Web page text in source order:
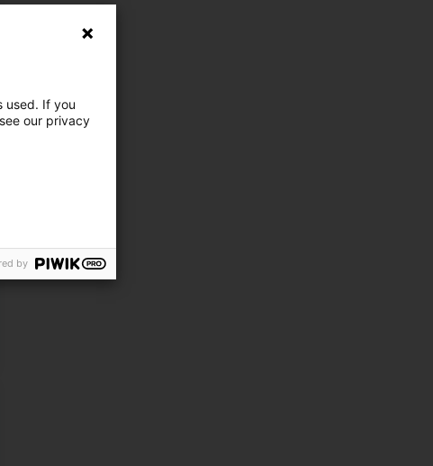
used. If you
our privacy
by